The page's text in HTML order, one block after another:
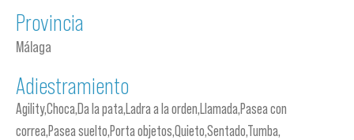
Provincia
Málaga
Adiestramiento
Agility,Choca,Da la pata,Ladra a la orden,Llamada,Pasea con
correa,Pasea suelto,Porta objetos,Quieto,Sentado,Tumba,